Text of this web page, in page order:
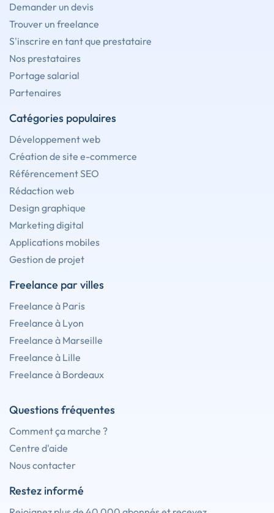
Demander un devis
Trouver un freelance
S'inscrire en tant que prestataire
Nos prestataires
Portage salarial
Partenaires
Catégories populaires
Développement web
Création de site e-commerce
Référencement SEO
Rédaction web
Design graphique
Marketing digital
Applications mobiles
Gestion de projet
Freelance par villes
Freelance à Paris
Freelance à Lyon
Freelance à Marseille
Freelance à Lille
Freelance à Bordeaux
Questions fréquentes
Comment ça marche ?
Centre d'aide
Nous contacter
Restez informé